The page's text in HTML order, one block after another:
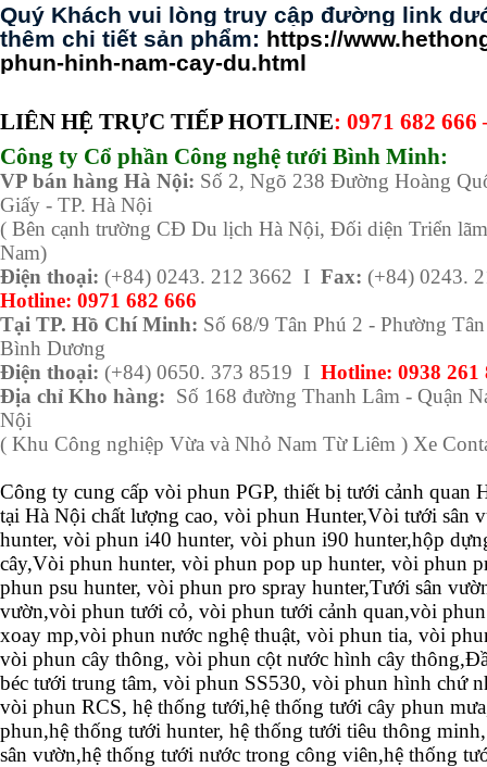
Quý Khách vui lòng truy cập đường link
thêm chi tiết sản phẩm: https://
phun-hinh-nam-cay-du.html
LIÊN HỆ TRỰC TIẾP HOTLINE: 0971 682 666
Công ty Cổ phần Công nghệ tưới Bình Minh:
VP bán hàng Hà Nội: Số 2, Ngõ 238 Đường Hoàng
Giấy - TP. Hà Nội
( Bên cạnh trường CĐ Du lịch Hà Nội, Đối diện Triển
Nam)
Điện thoại: (+84) 0243. 212 3662 I Fax: (+84) 0243.
Hotline: 0971 682 666
Tại TP. Hồ Chí Minh: Số 68/9 Tân Phú 2 - Phường
Bình Dương
Điện thoại: (+84) 0650. 373 8519 I Hotline: 0938 261
Địa chỉ Kho hàng: Số 168 đường Thanh Lâm - Quận
Nội
( Khu Công nghiệp Vừa và Nhỏ Nam Từ Liêm ) Xe
Công ty cung cấp vòi phun PGP, thiết bị tưới cảnh quan
tại Hà Nội chất lượng cao, vòi phun Hunter,Vòi tưới sân
hunter, vòi phun i40 hunter, vòi phun i90 hunter,hộp
cây,Vòi phun hunter, vòi phun pop up hunter, vòi phun
phun psu hunter, vòi phun pro spray hunter,Tưới sân
vườn,vòi phun tưới cỏ, vòi phun tưới cảnh quan,vòi
xoay mp,vòi phun nước nghệ thuật, vòi phun tia, vòi
vòi phun cây thông, vòi phun cột nước hình cây thông,
béc tưới trung tâm, vòi phun SS530, vòi phun hình chứ
vòi phun RCS, hệ thống tưới,hệ thống tưới cây phun
phun,hệ thống tưới hunter, hệ thống tưới tiêu thông
sân vườn,hệ thống tưới nước trong công viên,hệ thống